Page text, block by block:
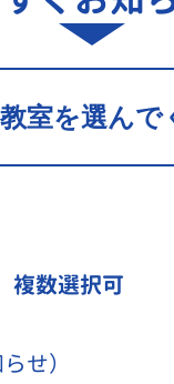
室を選んで
複数選択可
せ）